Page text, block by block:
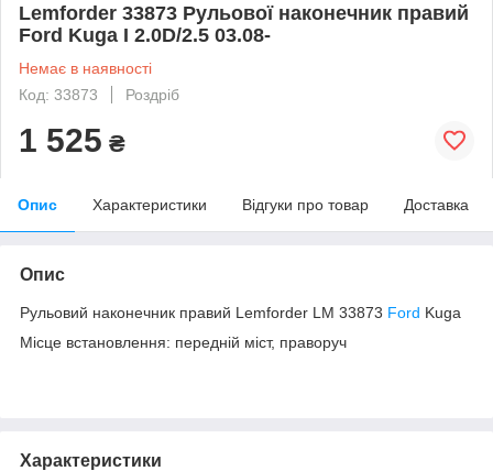
Lemforder 33873 Рульової наконечник правий
Ford Kuga I 2.0D/2.5 03.08-
Немає в наявності
Код: 33873
Роздріб
1 525 ₴
Опис Характеристики Відгуки про товар Доставка
Опис
Рульовий наконечник правий Lemforder LM 33873 Ford Kuga
Місце встановлення: передній міст, праворуч
Характеристики